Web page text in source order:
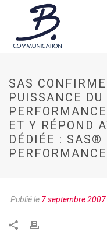
SAS
PUISSANCE
ET Y RÉPOND
DÉDIÉE : SAS®
Publié le 7 septembre 2007